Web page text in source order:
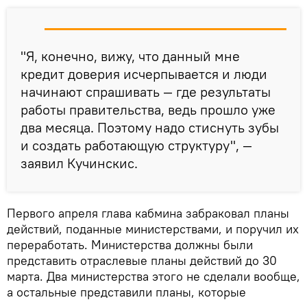
"Я, конечно, вижу, что данный мне
кредит доверия исчерпывается и люди
начинают спрашивать — где результаты
работы правительства, ведь прошло уже
два месяца. Поэтому надо стиснуть зубы
и создать работающую структуру", —
заявил Кучинскис.
Первого апреля глава кабмина забраковал планы
действий, поданные министерствами, и поручил их
переработать. Министерства должны были
представить отраслевые планы действий до 30
марта. Два министерства этого не сделали вообще,
а остальные представили планы, которые